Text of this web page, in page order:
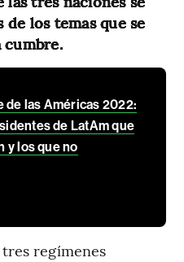
los temas que se
cumbre.
de las Américas 2022:
de LatAm que
y los que no
regímenes